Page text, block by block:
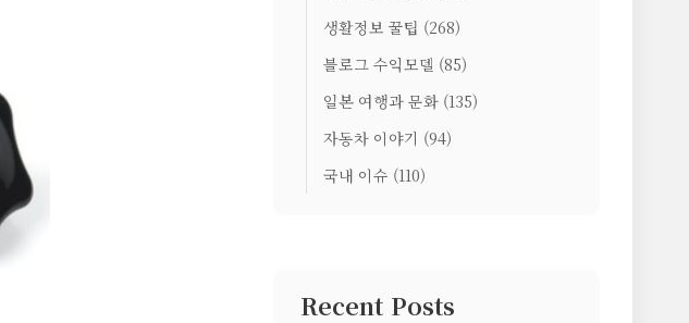
생활정보 꿀팁 (268)
블로그 수익모델 (85)
일본 여행과 문화 (135)
자동차 이야기 (94)
국내 이슈 (110)
Recent Posts